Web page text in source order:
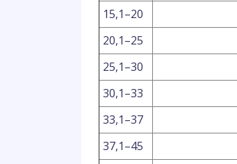
15,1–20
20,1–25
25,1–30
30,1–33
33,1–37
37,1–45